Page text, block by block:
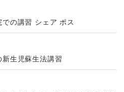
の講習 シェア ポス
生児蘇生法講習